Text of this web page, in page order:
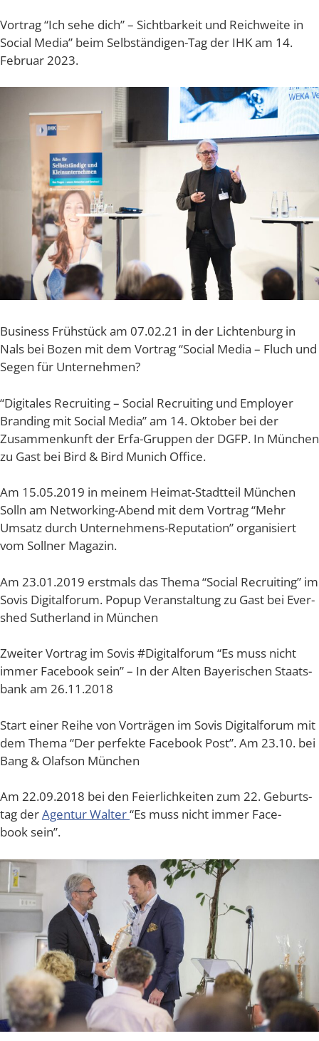
Vor­trag “Ich sehe dich” – Sicht­bar­keit und Reich­wei­te in
Social Media” beim Selb­stän­di­gen-Tag der IHK am 14.
Febru­ar 2023.
Busi­ness Früh­stück am 07.02.21 in der Lich­ten­burg in
Nals bei Bozen mit dem Vor­trag “Social Media – Fluch und
Segen für Unternehmen?
“Digi­ta­les Recrui­ting – Social Recrui­ting und Employ­er
Bran­ding mit Social Media” am 14. Okto­ber bei der
Zusam­men­kunft der Erfa-Grup­pen der DGFP. In Mün­chen
zu Gast bei Bird & Bird Munich Office.
Am 15.05.2019 in mei­nem Hei­mat-Stadt­teil Mün­chen
Solln am Net­wor­king-Abend mit dem Vor­trag “Mehr
Umsatz durch Unter­neh­mens-Repu­ta­ti­on” orga­ni­siert
vom Soll­ner Magazin.
Am 23.01.2019 erst­mals das The­ma “Social Recrui­ting” im
Sovis Digi­tal­fo­rum. Popup Ver­an­stal­tung zu Gast bei Ever­
s­hed Sut­her­land in München
Zwei­ter Vor­trag im Sovis #Digi­tal­fo­rum “Es muss nicht
immer Face­book sein” – In der Alten Baye­ri­schen Staats­
bank am 26.11.2018
Start einer Rei­he von Vor­trä­gen im Sovis Digi­tal­fo­rum mit
dem The­ma “Der per­fek­te Face­book Post”. Am 23.10. bei
Bang & Olaf­son München
Am 22.09.2018 bei den Fei­er­lich­kei­ten zum 22. Geburts­
tag derAgen­tur Wal­ter“Es muss nicht immer Face­
book sein”.